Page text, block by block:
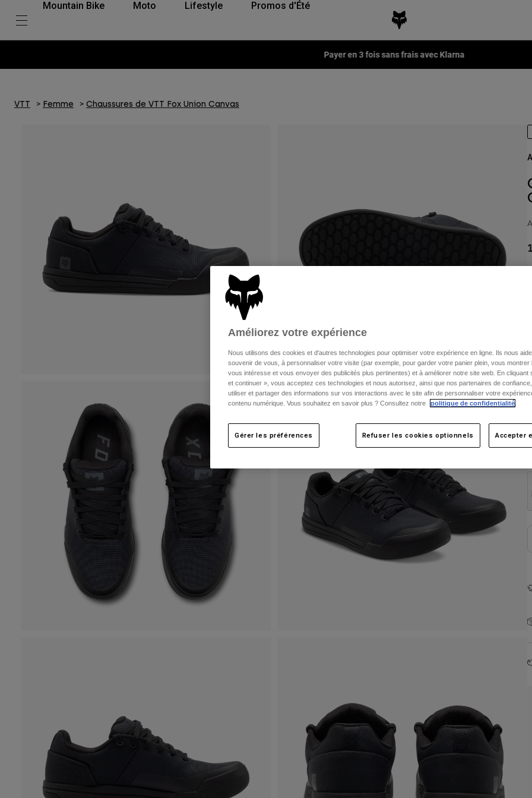
Mountain Bike Moto Lifestyle Promos d'Été
Fox LAB Capsule Collection -Voir la collection
VTT Femme Chaussures de VTT Fox Union Canvas
Améliorez votre expérience
Nous utilisons des cookies et d'autres technologies pour optimiser votre expérience en ligne. Ils nous
souvenir de vous, à personnaliser votre visite (par exemple, pour garder votre panier plein, vous montrer
vous intéresse et vous envoyer des publicités plus pertinentes) et à améliorer notre site web. En cliquant
et continuer », vous acceptez ces technologies et nous autorisez, ainsi que nos partenaires de
utiliser et partager des informations sur vos interactions avec le site afin de personnaliser votre
contenu numérique. Vous souhaitez en savoir plus ? Consultez notre
politique de confidentialité.
Gérer les préférences Refuser les cookies optionnels Accepter